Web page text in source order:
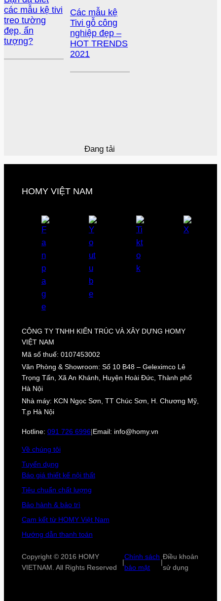
các mẫu kệ tivi
treo tường
đẹp, ấn
tượng?
Các mẫu kệ
Tivi gỗ công
nghiệp đẹp –
HOT TRENDS
2021
Đang tải
HOMY VIỆT NAM
CÔNG TY TNHH KIẾN TRÚC VÀ XÂY DỰNG HOMY
VIỆT NAM
Mã số thuế: 0107453002
Văn Phòng & Showroom: Số 10 B48 – Geleximco Lê
Trọng Tấn, Xã An Khánh, Huyện Hoài Đức, Thành phố
Hà Nội
Nhà máy: KCN Ngọc Sơn, TT Chúc Sơn, H. Chương Mỹ,
T.p Hà Nội
Hotline: 091 726 6996|Email: info@homy.vn
Về chúng tôi
Tuyển dụng
Báo giá thiết kế nội thất
Tiêu chuẩn chất lượng
Bảo hành & bảo trì
Cam kết từ HOMY Việt Nam
Hướng dẫn thanh toán
Copyright © 2016 HOMY
VIETNAM. All Rights Reserved
|
Chính sách
bảo mật
|
Điều khoản
sử dụng